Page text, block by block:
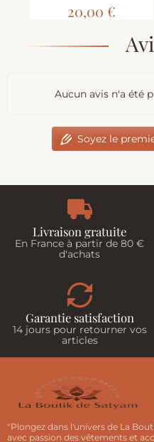
20,00 €
Aucun avis n'a été
Soyez le
Livraison gratuite
En France à partir de 80 €
d'achats
Garantie satisfaction
14 jours pour retourner vos
articles
"Plongez dans l'univers de La
avec passion des vêtements et